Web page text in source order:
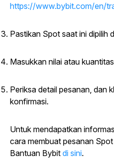
https://www.bybit.com/en/
Pastikan Spot saat ini dipilih
Masukkan nilai atau
Periksa detail pesanan, dan
konfirmasi.
Untuk mendapatkan
cara membuat pesanan
Bantuan Bybit di sini.